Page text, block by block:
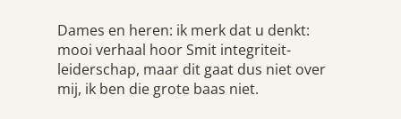
Dames en heren: ik merk dat u denkt:
mooi verhaal hoor Smit integriteit-
leiderschap, maar dit gaat dus niet over
mij, ik ben die grote baas niet.